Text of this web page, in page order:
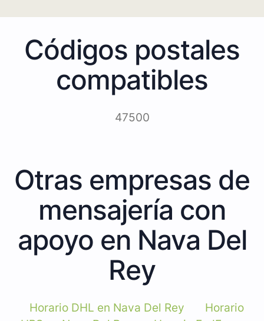
Códigos postales
compatibles
47500
Otras empresas de
mensajería con
apoyo en Nava Del
Rey
Horario DHL en Nava Del Rey
Horario